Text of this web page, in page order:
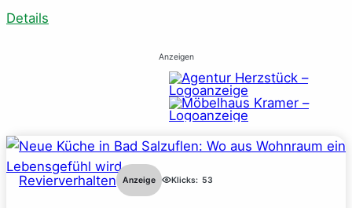
Details
Anzeigen
Revierverhalten Anzeige Klicks: 53